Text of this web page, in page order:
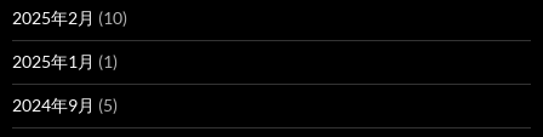
2025年2月 (10)
2025年1月 (1)
2024年9月 (5)